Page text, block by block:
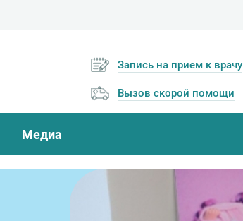
Запись на прием к врачу
Вызов скорой помощи
Медиа